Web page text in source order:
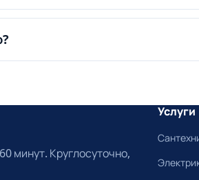
минут. Круглосуточно,
Услуги